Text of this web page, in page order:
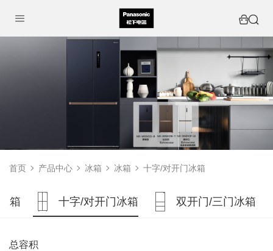
首页 产品中心 冰箱 冰箱 十字/对开门冰箱
箱 十字/对开门冰箱 双开门/三门冰箱
总容积